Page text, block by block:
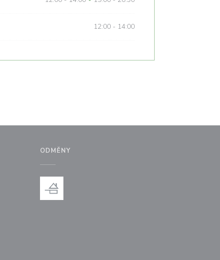
12:00 - 14:00
okně))
novém okně))
ODMĚNY